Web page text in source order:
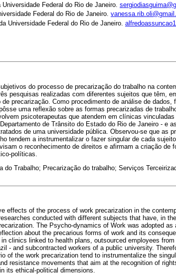
Federal do Rio de Janeiro.
Federal do Rio de Janeiro.
Universidade Federal do Rio de Janeiro.
do processo de precarização do trabalho na
pesquisas realizadas com diferentes sujeitos que têm,
precarização. Como procedimento de análise de dados,
uma reflexão sobre as formas precarizadas de
psicoterapeutas que atendem em clínicas vinculadas
de Trânsito do Estado do Rio de Janeiro - e
de uma universidade pública. Observou-se que as
tendem a instrumentalizar o fazer singular de cada
o reconhecimento de direitos e afirmam a criação de
políticas.
do Trabalho; Precarização do trabalho; Serviços
effects of the process of work precarization in the
conducted with different subjects that have, in
The Psycho-dynamics of Work was adopted as
about the precarious forms of work and its
clinics linked to health plans, outsourced employees
- and subcontracted workers of a public university.
of the work precarization tend to instrumentalize the
resistance movements that aim at the recognition of
its ethical-political dimensions.